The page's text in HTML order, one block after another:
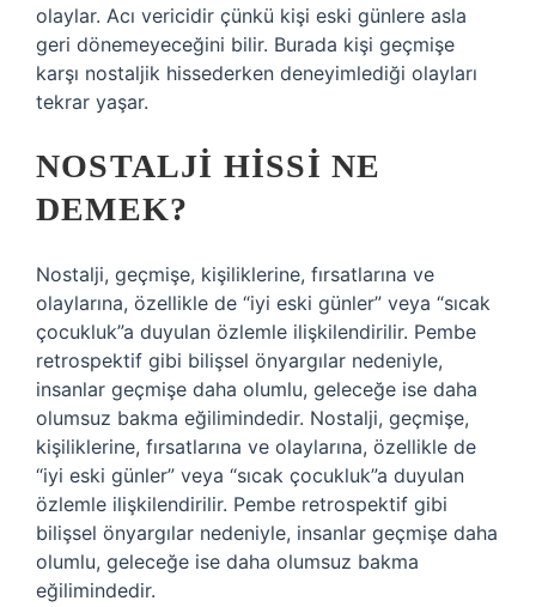
olaylar. Acı vericidir çünkü kişi eski günlere asla
geri dönemeyeceğini bilir. Burada kişi geçmişe
karşı nostaljik hissederken deneyimlediği olayları
tekrar yaşar.
NOSTALJI HISSI NE
DEMEK?
Nostalji, geçmişe, kişiliklerine, fırsatlarına ve
olaylarına, özellikle de “iyi eski günler” veya “sıcak
çocukluk”a duyulan özlemle ilişkilendirilir. Pembe
retrospektif gibi bilişsel önyargılar nedeniyle,
insanlar geçmişe daha olumlu, geleceğe ise daha
olumsuz bakma eğilimindedir. Nostalji, geçmişe,
kişiliklerine, fırsatlarına ve olaylarına, özellikle de
“iyi eski günler” veya “sıcak çocukluk”a duyulan
özlemle ilişkilendirilir. Pembe retrospektif gibi
bilişsel önyargılar nedeniyle, insanlar geçmişe daha
olumlu, geleceğe ise daha olumsuz bakma
eğilimindedir.